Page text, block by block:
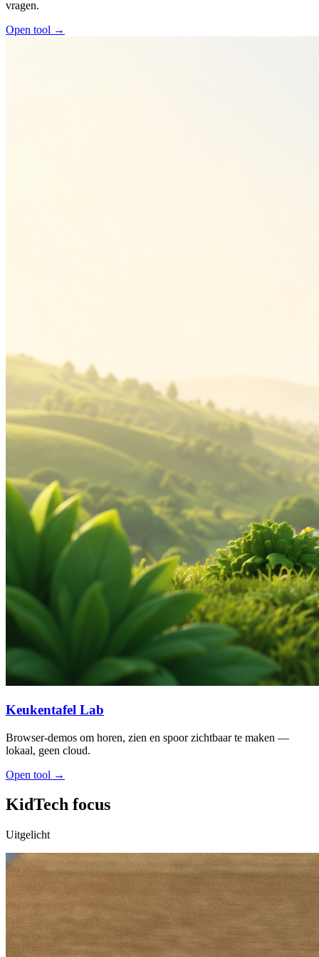
vragen.
Open tool →
Keukentafel Lab
Browser-demos om horen, zien en spoor zichtbaar te maken —
lokaal, geen cloud.
Open tool →
KidTech focus
Uitgelicht